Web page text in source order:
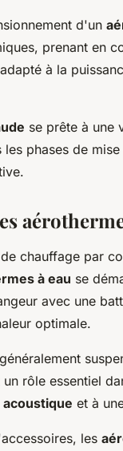
d'un
prenant en
à la
se prête à une
phases de
chauffage par
à eau se
avec une
optimale.
rôle essentiel
et à
les